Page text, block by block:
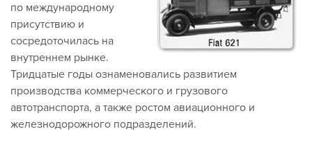
по международному
присутствию и
сосредоточилась на
внутреннем рынке.
Тридцатые годы ознаменовались развитием
производства коммерческого и грузового
автотранспорта, а также ростом авиационного и
железнодорожного подразделений.